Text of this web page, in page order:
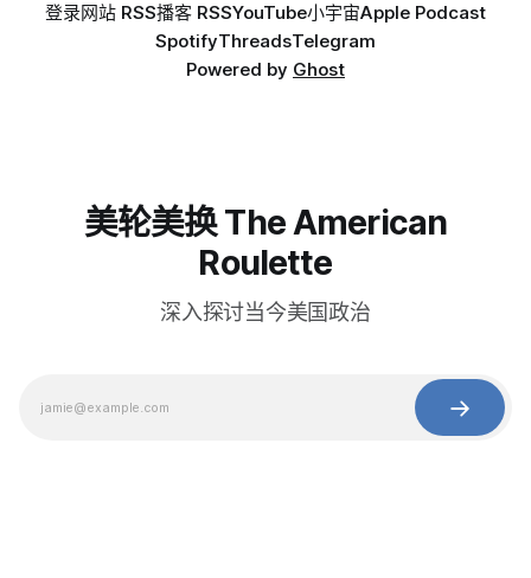
登录网站 RSS播客 RSSYouTube小宇宙Apple Podcast
SpotifyThreadsTelegram
Powered by Ghost
美轮美换 The American
Roulette
深入探讨当今美国政治